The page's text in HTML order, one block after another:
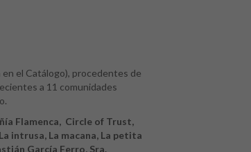
en el Catálogo), procedentes de
a 11 comunidades
Flamenca, Circle of Trust,
intrusa, La macana, La petita
García Ferro, Sra.